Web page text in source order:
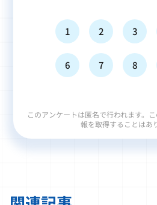
1 2 3
6 7 8
このアンケートは匿名で行われます。
報を取得することはあ